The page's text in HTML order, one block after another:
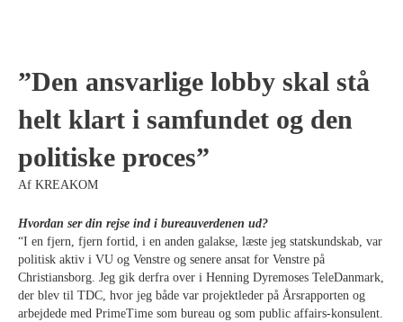
”Den ansvarlige lobby skal stå
helt klart i samfundet og den
politiske proces”
Af KREAKOM
Hvordan ser din rejse ind i bureauverdenen ud?
“I en fjern, fjern fortid, i en anden galakse, læste jeg statskundskab, var
politisk aktiv i VU og Venstre og senere ansat for Venstre på
Christiansborg. Jeg gik derfra over i Henning Dyremoses TeleDanmark,
der blev til TDC, hvor jeg både var projektleder på Årsrapporten og
arbejdede med PrimeTime som bureau og som public affairs-konsulent.